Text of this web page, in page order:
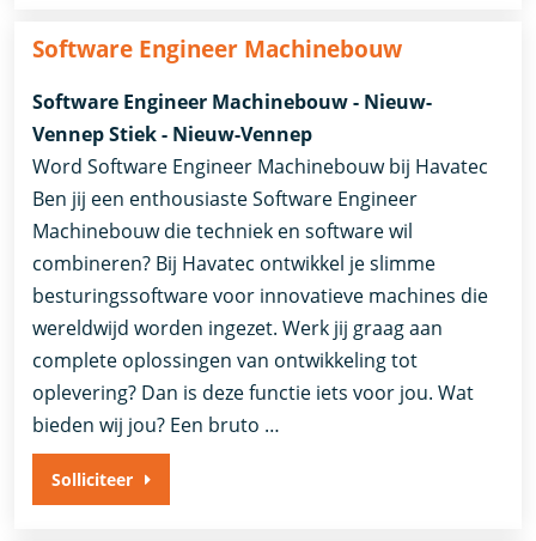
Software Engineer Machinebouw
Software Engineer Machinebouw - Nieuw-
Vennep Stiek - Nieuw-Vennep
Word Software Engineer Machinebouw bij Havatec
Ben jij een enthousiaste Software Engineer
Machinebouw die techniek en software wil
combineren? Bij Havatec ontwikkel je slimme
besturingssoftware voor innovatieve machines die
wereldwijd worden ingezet. Werk jij graag aan
complete oplossingen van ontwikkeling tot
oplevering? Dan is deze functie iets voor jou. Wat
bieden wij jou? Een bruto …
Solliciteer